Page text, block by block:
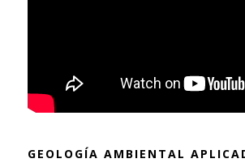
GEOLOGÍA AMBIENTAL